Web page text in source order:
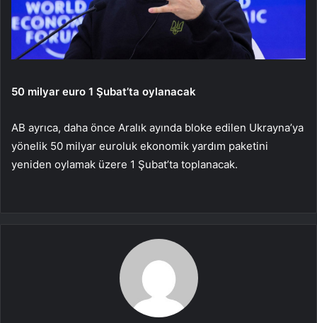
50 milyar euro 1 Şubat’ta oylanacak
AB ayrıca, daha önce Aralık ayında bloke edilen Ukrayna’ya
yönelik 50 milyar euroluk ekonomik yardım paketini
yeniden oylamak üzere 1 Şubat’ta toplanacak.